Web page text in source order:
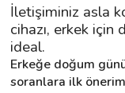
İletişiminiz asla
cihazı, erkek
ideal.
Erkeğe doğum
soranlara ilk